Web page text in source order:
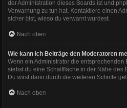
der Administration dieses Boards ist und
Verwarnung zu tun hat. Kontaktiere einen
sicher bist, wieso du verwarnt wurdest.
Nach oben
Wie kann ich Beiträge den Moderatoren
Wenn ein Administrator die
siehst du eine Schaltfläche in der Nähe des
Du wirst dann durch die weiteren Schritte
Nach oben